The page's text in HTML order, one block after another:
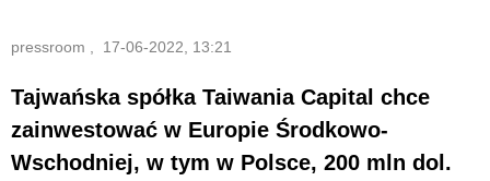
pressroom , 17-06-2022, 13:21
Tajwańska spółka Taiwania Capital chce
zainwestować w Europie Środkowo-
Wschodniej, w tym w Polsce, 200 mln dol.